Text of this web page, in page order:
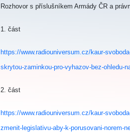
Rozhovor s příslušníkem Armády ČR a
1. část
https://www.radiouniversum.cz/kaur-
skrytou-zaminkou-pro-vyhazov-bez-ohledu-
2. část
https://www.radiouniversum.cz/kaur-
zmenit-legislativu-aby-k-porusovani-norem-